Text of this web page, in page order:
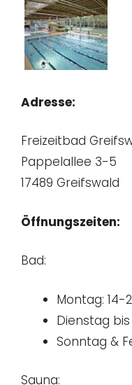
Adresse:
Freizeitbad
Pappelallee 3-5
17489 Greifswald
Öffnungszeiten:
Bad:
Montag: 14-
Dienstag bis
Sonntag &
Sauna: